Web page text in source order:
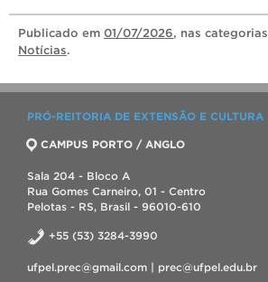
Publicado em 01/07/2026, nas categorias
Notícias.
PRÓ-REITORIA DE EXTENSÃO E CULTURA
CAMPUS PORTO / ANGLO
Sala 204 - Bloco A
Rua Gomes Carneiro, 01 - Centro
Pelotas - RS, Brasil - 96010-610
+55 (53) 3284-3990
ufpel.prec@gmail.com | prec@ufpel.edu.br